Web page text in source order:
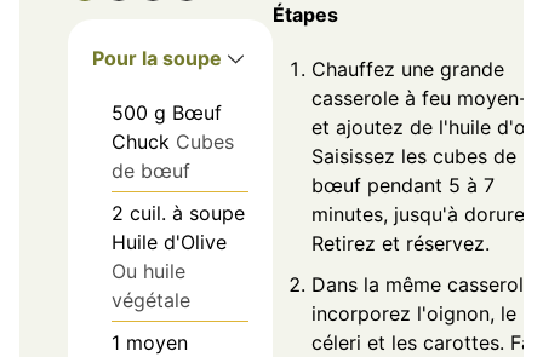
Pour la soupe
500 g Bœuf
Chuck Cubes
de bœuf
2 cuil. à soupe
Huile d'Olive
Ou huile
végétale
1 moyen
Étapes
Chauffez une grande
casserole à feu moyen-
et ajoutez de l'huile
Saisissez les cubes de
bœuf pendant 5 à 7
minutes, jusqu'à dorure.
Retirez et réservez.
Dans la même casserole,
incorporez l'oignon, le
céleri et les carottes.